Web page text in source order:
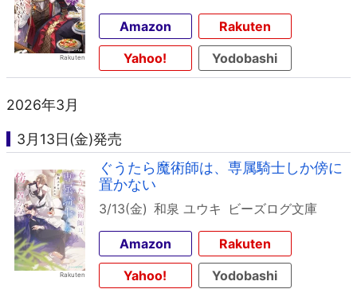
Amazon
Rakuten
Yahoo!
Yodobashi
2026年3月
3月13日(金)発売
ぐうたら魔術師は、専属騎士しか傍に
置かない
3/13(金) 和泉 ユウキ ビーズログ文庫
Amazon
Rakuten
Yahoo!
Yodobashi